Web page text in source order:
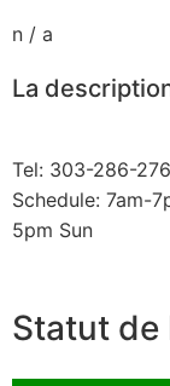
n / a
La
Tel: 303-286-
Schedule: 7am-
5pm Sun
Statut de